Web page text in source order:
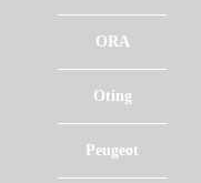
ORA
Oting
Peugeot